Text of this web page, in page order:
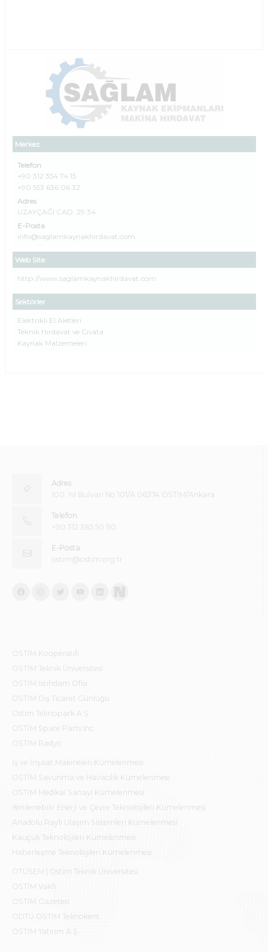
Merkez
Telefon
+90 312 354 74 15
+90 553 636 06 32
Adres
UZAYÇAĞI CAD. 29 34
E-Posta
info@saglamkaynakhirdavat.com
Web Site
http://www.saglamkaynakhirdavat.com
Sektörler
Elektrikli El Aletleri
Teknik Hırdavat ve Cıvata
Kaynak Malzemeleri
Adres
100. Yıl Bulvarı No:101/A 06374 OSTİM/Ankara
Telefon
+90 312 385 50 90
E-Posta
ostim@ostim.org.tr
OSTİM Kooperatifi
OSTİM Teknik Üniversitesi
OSTİM İstihdam Ofisi
OSTİM Dış Ticaret Günlüğü
Ostim Teknopark A.Ş.
OSTİM Spare Parts Inc.
OSTİM Radyo
İş ve İnşaat Makineleri Kümelenmesi
OSTİM Savunma ve Havacılık Kümelenmesi
OSTİM Medikal Sanayi Kümelenmesi
Yenilenebilir Enerji ve Çevre Teknolojileri Kümelenmesi
Anadolu Raylı Ulaşım Sistemleri Kümelenmesi
Kauçuk Teknolojileri Kümelenmesi
Haberleşme Teknolojileri Kümelenmesi
OTÜSEM | Ostim Teknik Üniversitesi
OSTİM Vakfı
OSTİM Gazetesi
ODTÜ OSTİM Teknokent
OSTİM Yatırım A.Ş.